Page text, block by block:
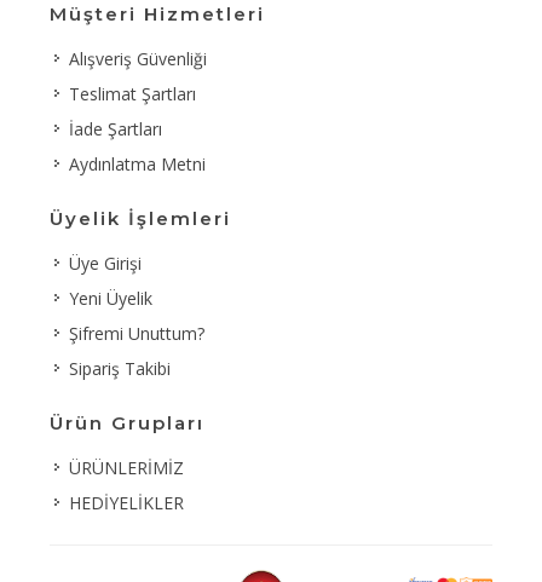
Müşteri Hizmetleri
Alışveriş Güvenliği
Teslimat Şartları
İade Şartları
Aydınlatma Metni
Üyelik İşlemleri
Üye Girişi
Yeni Üyelik
Şifremi Unuttum?
Sipariş Takibi
Ürün Grupları
ÜRÜNLERİMİZ
HEDİYELİKLER